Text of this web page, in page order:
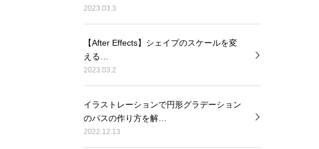
2023.03.3
【After Effects】シェイプのスケールを変
える…
2023.03.2
イラストレーションで円形グラデーション
のパスの作り方を解…
2022.12.13